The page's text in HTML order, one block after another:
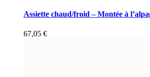
Assiette chaud/froid – Montée à
67,05 €